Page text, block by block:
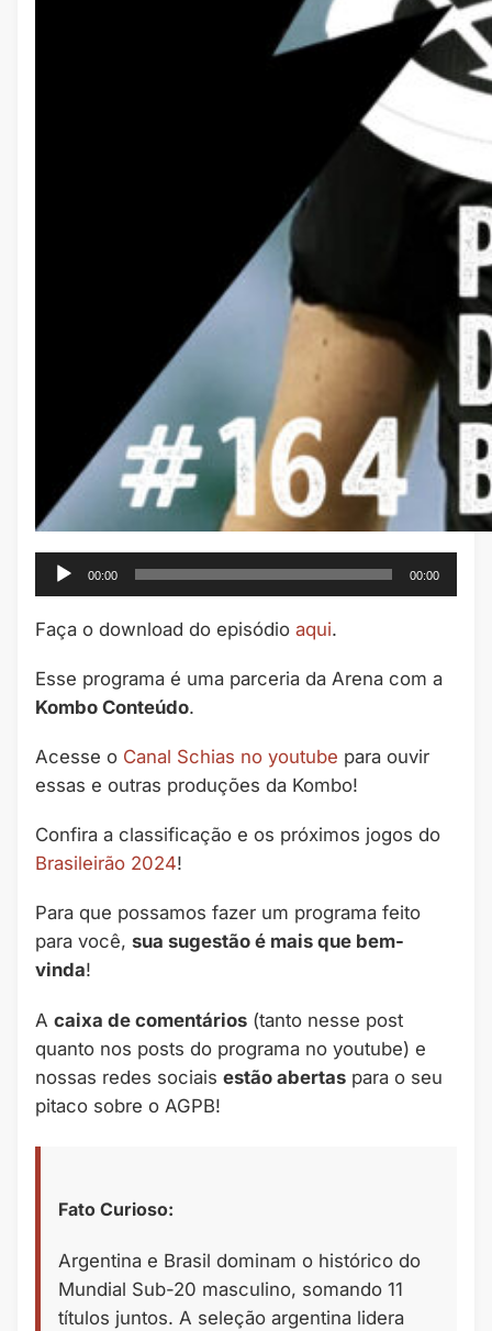
Tocador
de
áudio
00:00 00:00
Faça o download do episódio aqui.
Esse programa é uma parceria da Arena com a
Kombo Conteúdo.
Acesse o Canal Schias no youtube para ouvir
essas e outras produções da Kombo!
Confira a classificação e os próximos jogos do
Brasileirão 2024!
Para que possamos fazer um programa feito
para você, sua sugestão é mais que bem-
vinda!
A caixa de comentários (tanto nesse post
quanto nos posts do programa no youtube) e
nossas redes sociais estão abertas para o seu
pitaco sobre o AGPB!
Fato Curioso:
Argentina e Brasil dominam o histórico do
Mundial Sub-20 masculino, somando 11
títulos juntos. A seleção argentina lidera